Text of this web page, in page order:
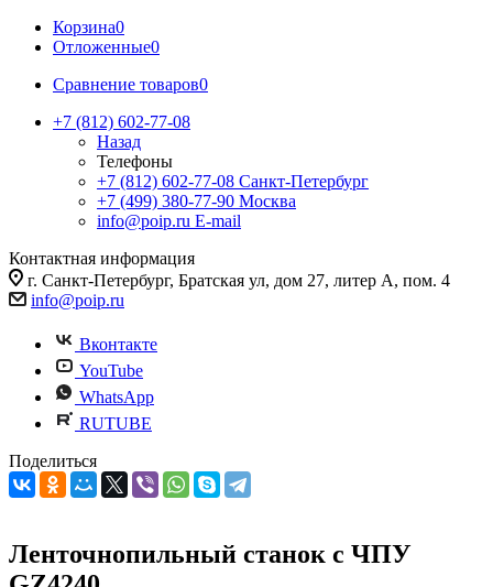
Корзина0
Отложенные0
Сравнение товаров0
+7 (812) 602-77-08
Назад
Телефоны
+7 (812) 602-77-08 Санкт-Петербург
+7 (499) 380-77-90 Москва
info@poip.ru E-mail
Контактная информация
г. Санкт-Петербург, Братская ул, дом 27, литер А, пом. 4
info@poip.ru
Вконтакте
YouTube
WhatsApp
RUTUBE
Поделиться
Ленточнопильный станок с ЧПУ